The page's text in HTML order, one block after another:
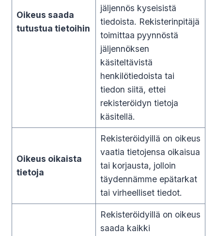
Oikeus saada
tutustua tietoihin
jäljennös kyseisistä
tiedoista. Rekisterinpitäjä
toimittaa pyynnöstä
jäljennöksen
käsiteltävistä
henkilötiedoista tai
tiedon siitä, ettei
rekisteröidyn tietoja
käsitellä.
Oikeus oikaista
tietoja
Rekisteröidyillä on oikeus
vaatia tietojensa oikaisua
tai korjausta, jolloin
täydennämme epätarkat
tai virheelliset tiedot.
Rekisteröidyillä on oikeus
saada kaikki